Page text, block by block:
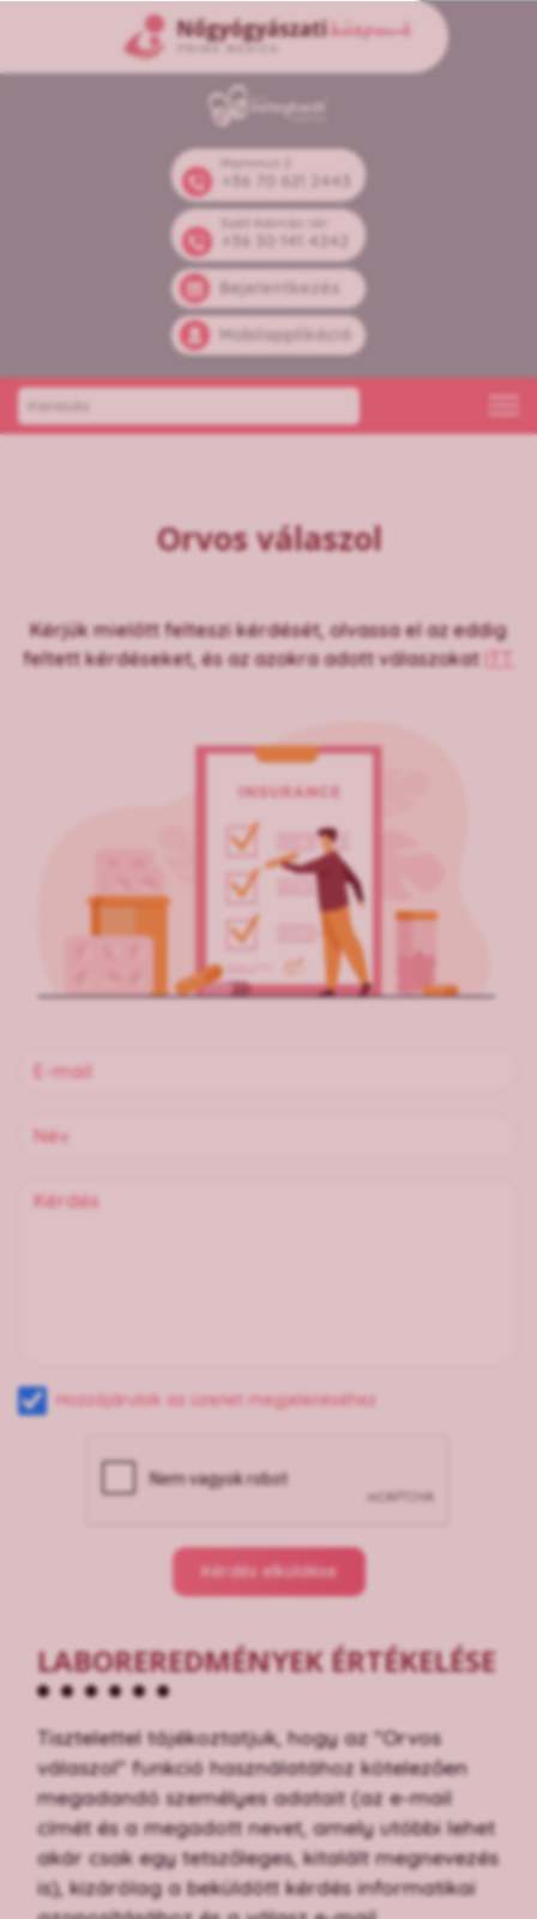
Mammut 2
+36 70 621 2443
Széll Kálmán tér
+36 30 141 4242
Bejelentkezés
Mobilapplikáció
Orvos válaszol
Kérjük mielőtt felteszi kérdését, olvassa el az eddig
feltett kérdéseket, és az azokra adott válaszokat
Hozzájárulok az üzenet megjelenéséhez
Kérdés elküldése
LABOREREDMÉNYEK ÉRTÉKELÉSE
Tisztelettel tájékoztatjuk, hogy az "Orvos
válaszol" funkció használatához kötelezően
megadandó személyes adatait (az e-mail
címét és a megadott nevet, amely utóbbi lehet
akár csak egy tetszőleges, kitalált megnevezés
is), kizárólag a beküldött kérdés informatikai